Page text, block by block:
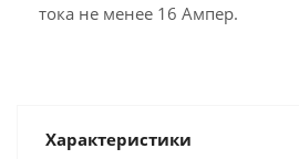
тока не менее 16 Ампер.
Характеристики